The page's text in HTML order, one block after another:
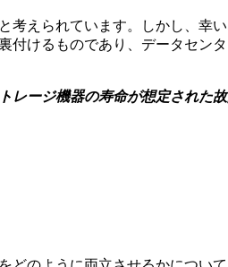
えられています。しかし、幸
けるものであり、データセン
ージ機器の寿命が想定された